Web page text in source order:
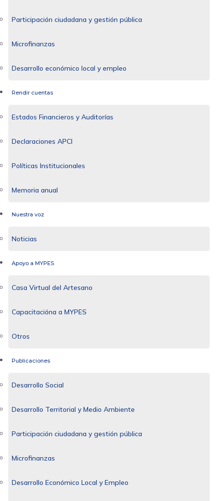
Participación ciudadana y gestión pública
Microfinanzas
Desarrollo económico local y empleo
Rendir cuentas
Estados Financieros y Auditorías
Declaraciones APCI
Políticas Institucionales
Memoria anual
Nuestra voz
Noticias
Apoyo a MYPES
Casa Virtual del Artesano
Capacitacióna a MYPES
Otros
Publicaciones
Desarrollo Social
Desarrollo Territorial y Medio Ambiente
Participación ciudadana y gestión pública
Microfinanzas
Desarrollo Económico Local y Empleo